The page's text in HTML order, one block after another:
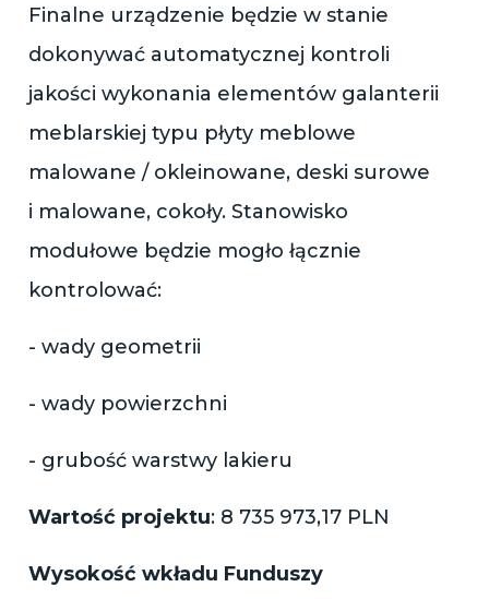
Finalne urządzenie będzie w stanie
dokonywać automatycznej kontroli
jakości wykonania elementów galanterii
meblarskiej typu płyty meblowe
malowane / okleinowane, deski surowe
i malowane, cokoły. Stanowisko
modułowe będzie mogło łącznie
kontrolować:
- wady geometrii
- wady powierzchni
- grubość warstwy lakieru
Wartość projektu: 8 735 973,17 PLN
Wysokość wkładu Funduszy